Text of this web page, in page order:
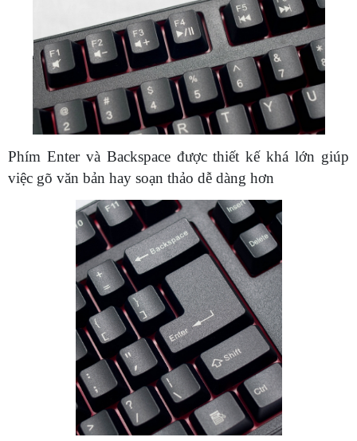
Phím Enter và Backspace được thiết kế khá lớn giúp
việc gõ văn bản hay soạn thảo dễ dàng hơn